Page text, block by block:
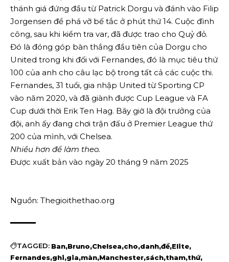
thánh giá đứng đầu từ Patrick Dorgu và đánh vào Filip
Jorgensen để phá vỡ bế tắc ở phút thứ 14. Cuộc đình
công, sau khi kiểm tra var, đã được trao cho Quỷ đỏ.
Đó là đóng góp bàn thắng đầu tiên của Dorgu cho
United trong khi đối với Fernandes, đó là mục tiêu thứ
100 của anh cho câu lạc bộ trong tất cả các cuộc thi.
Fernandes, 31 tuổi, gia nhập United từ Sporting CP
vào năm 2020, và đã giành được Cup League và FA
Cup dưới thời Erik Ten Hag. Bây giờ là đội trưởng của
đội, anh ấy đang chơi trận đấu ở Premier League thứ
200 của mình, với Chelsea.
Nhiều hơn để làm theo.
Được xuất bản vào ngày 20 tháng 9 năm 2025
Nguồn: Thegioithethao.org
TAGGED: Ban Bruno Chelsea cho danh để Elite
Fernandes ghi gia màn Manchester sách tham thứ